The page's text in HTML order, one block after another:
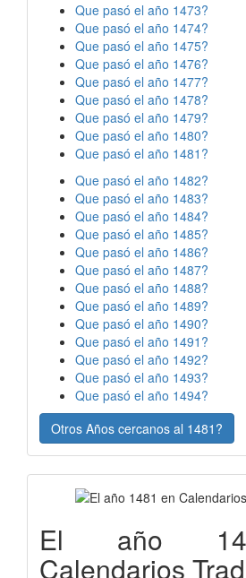
Que pasó el año 1473?
Que pasó el año 1474?
Que pasó el año 1475?
Que pasó el año 1476?
Que pasó el año 1477?
Que pasó el año 1478?
Que pasó el año 1479?
Que pasó el año 1480?
Que pasó el año 1481?
Que pasó el año 1482?
Que pasó el año 1483?
Que pasó el año 1484?
Que pasó el año 1485?
Que pasó el año 1486?
Que pasó el año 1487?
Que pasó el año 1488?
Que pasó el año 1489?
Que pasó el año 1490?
Que pasó el año 1491?
Que pasó el año 1492?
Que pasó el año 1493?
Que pasó el año 1494?
Otros Años cercanos al 1481?
El año
Calendarios